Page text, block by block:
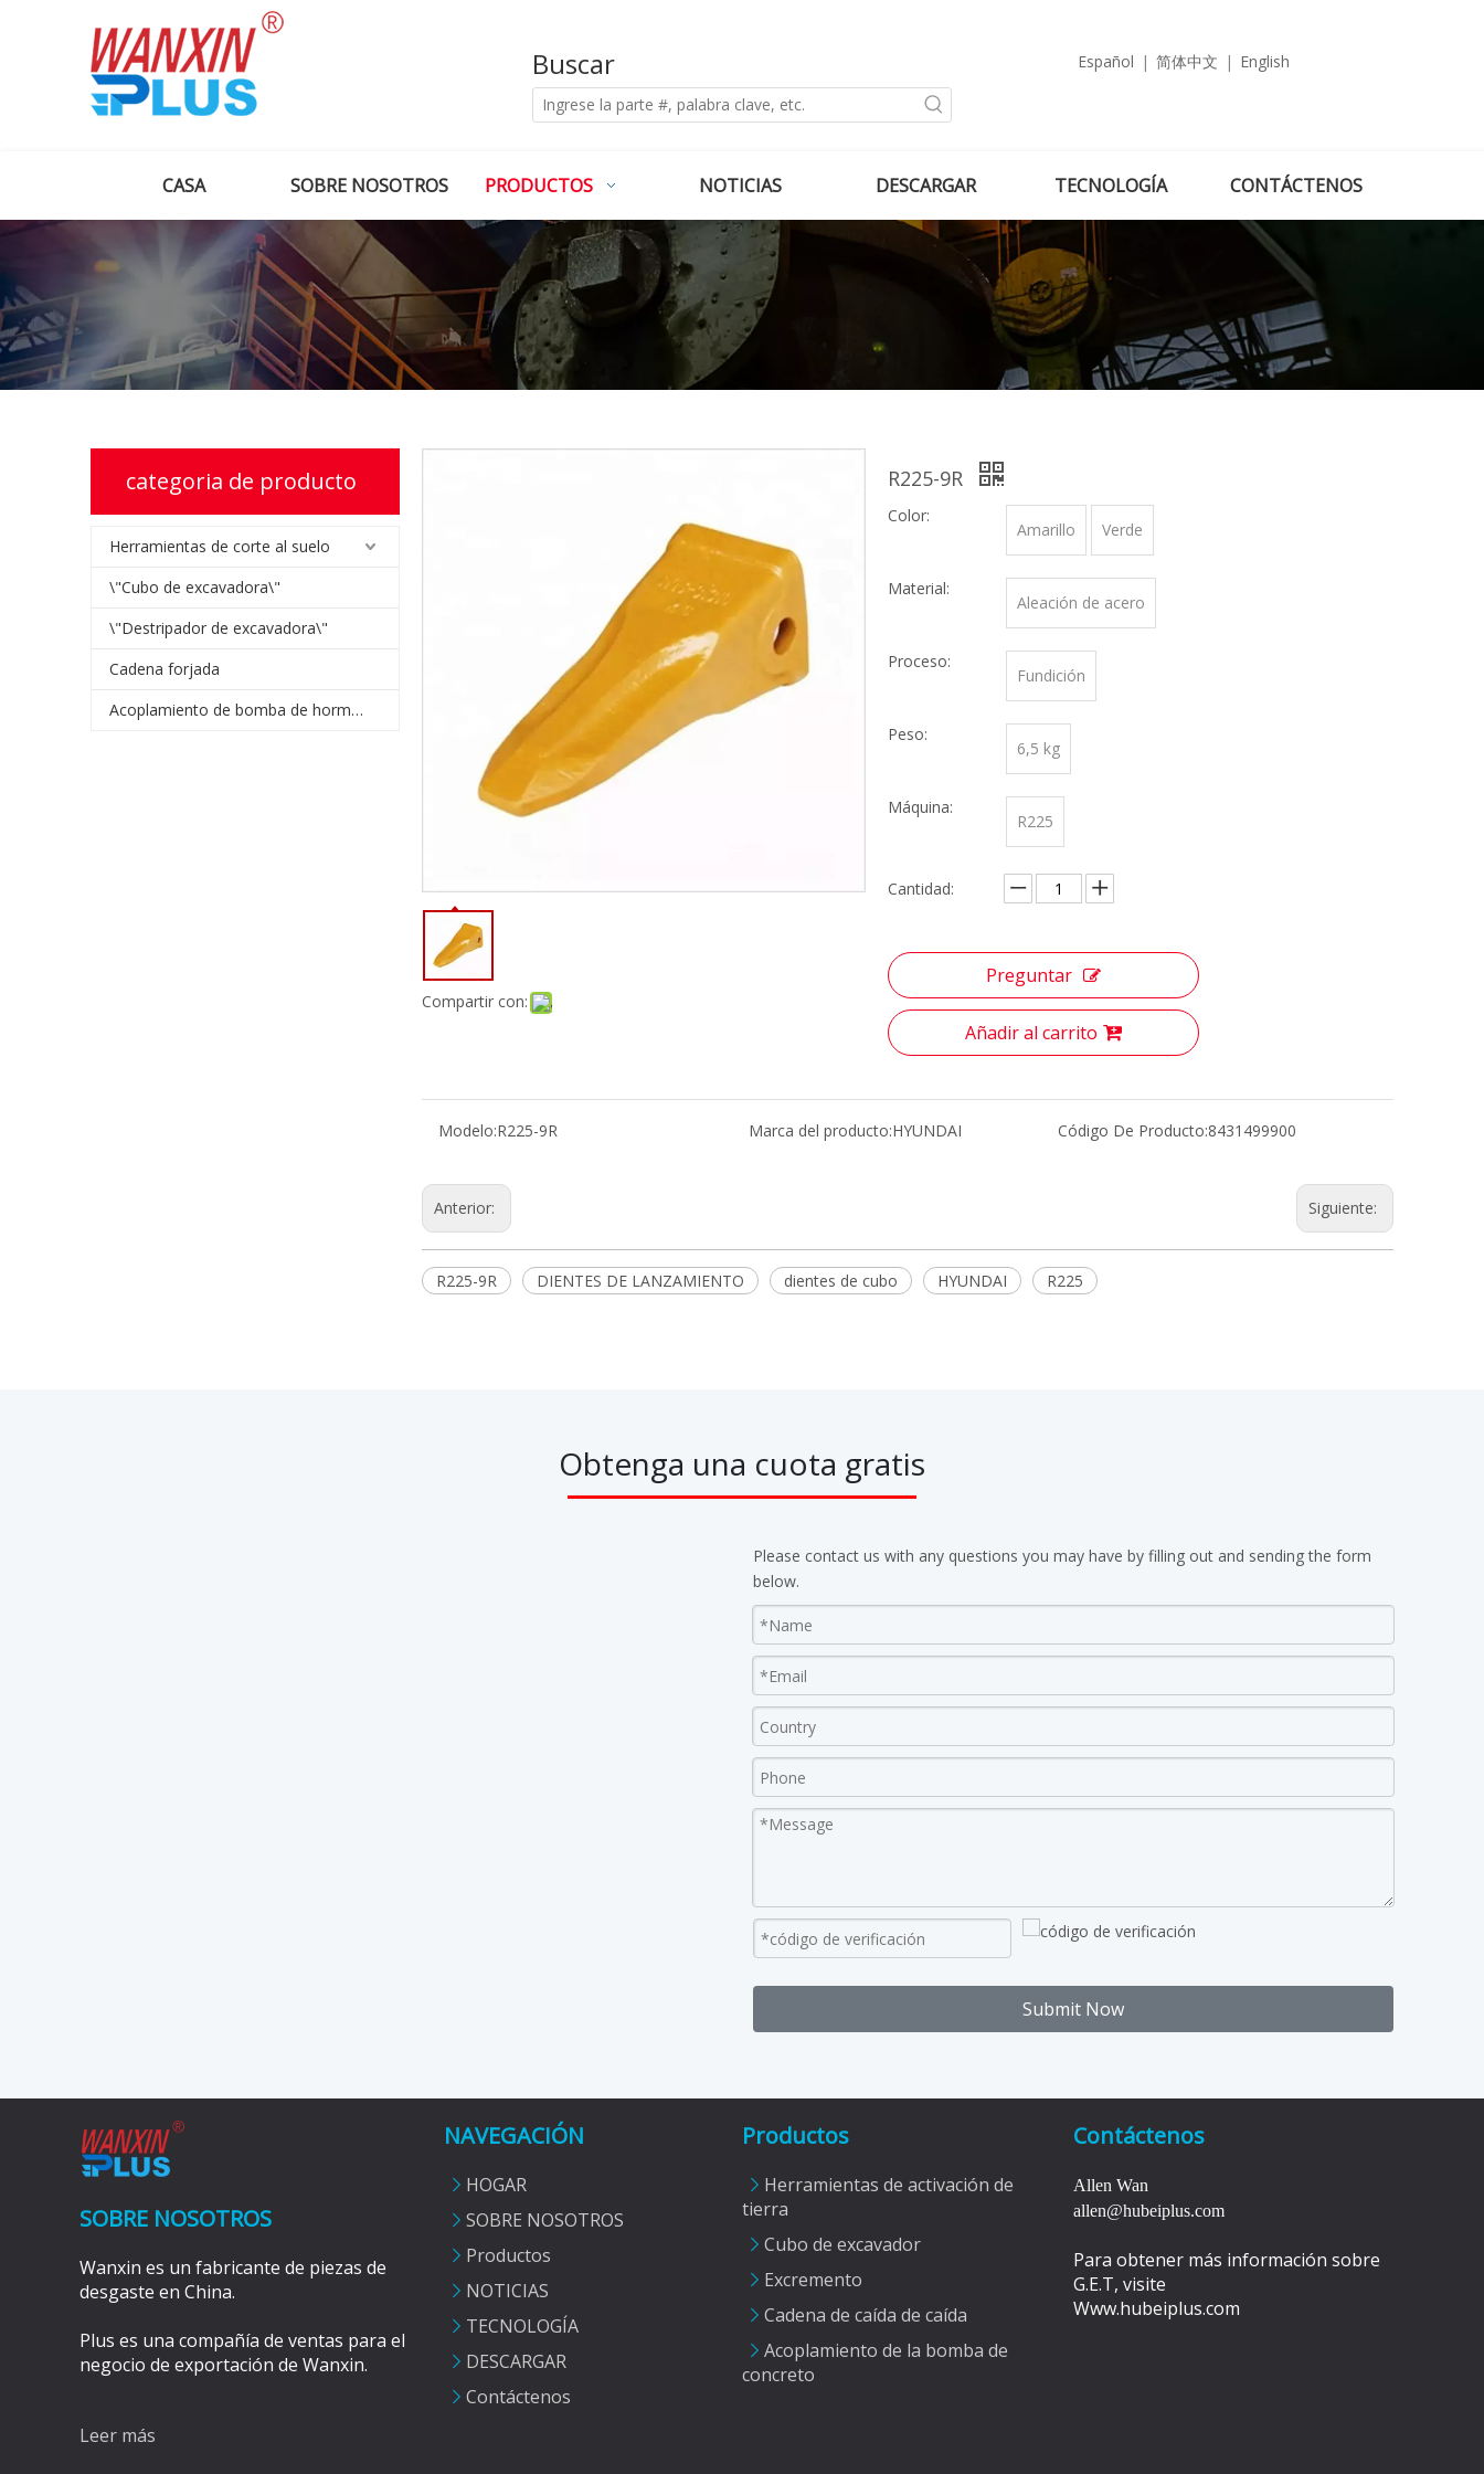
Buscar Español | 简体中文 | English
CASA SOBRE NOSOTROS PRODUCTOS NOTICIAS DESCARGAR TECNOLOGÍA CONTÁCTENOS
categoria de producto
Herramientas de corte al suelo
\"Cubo de excavadora\"
\"Destripador de excavadora\"
Cadena forjada
Acoplamiento de bomba de hormigón
Compartir con:
R225-9R
Color:
Amarillo Verde
Material:
Aleación de acero
Proceso:
Fundición
Peso:
6,5 kg
Máquina:
R225
Cantidad:
Preguntar
Añadir al carrito
Modelo:R225-9R Marca del producto:HYUNDAI Código De Producto:8431499900
Anterior: Siguiente:
R225-9R DIENTES DE LANZAMIENTO dientes de cubo HYUNDAI R225
Obtenga una cuota gratis
Please contact us with any questions you may have by filling out and sending the form
below.
Submit Now
SOBRE NOSOTROS
Wanxin es un fabricante de piezas de
desgaste en China.
Plus es una compañía de ventas para el
negocio de exportación de Wanxin.
Leer más
NAVEGACIÓN
HOGAR
SOBRE NOSOTROS
Productos
NOTICIAS
TECNOLOGÍA
DESCARGAR
Contáctenos
Productos
Herramientas de activación de
tierra
Cubo de excavador
Excremento
Cadena de caída de caída
Acoplamiento de la bomba de
concreto
Contáctenos
Allen Wan
allen@hubeiplus.com
Para obtener más información sobre
G.E.T, visite
Www.hubeiplus.com